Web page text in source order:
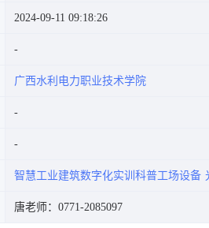
2024-09-11 09:18:26
广西水利电力职业技术学院
智慧工业建筑数字化实训科普工场设备
唐老师：0771-2085097